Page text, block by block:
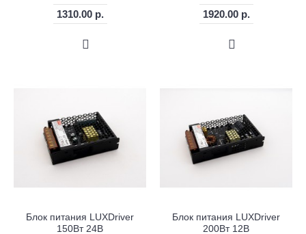
1310.00 р. 1920.00 р.
Блок питания LUXDriver
150Вт 24В
Блок питания LUXDriver
200Вт 12В